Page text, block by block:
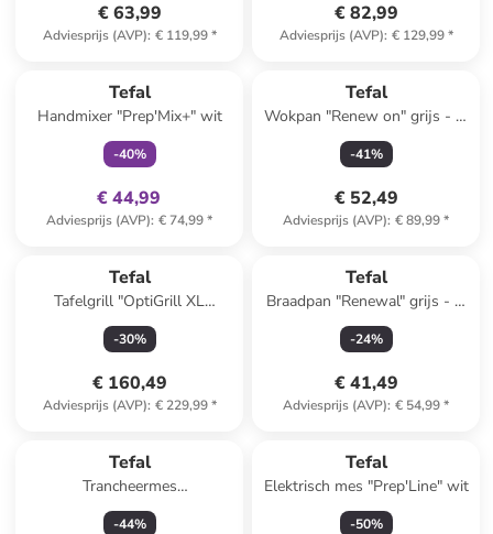
€ 63,99
Adviesprijs (AVP): € 119,99*
€ 82,99
Adviesprijs (AVP): € 129,99*
Tefal
Handmixer "Prep'Mix+" wit
-40%
€ 44,99
Adviesprijs (AVP): € 74,99*
Tefal
Wokpan "Renew on" grijs - Ø
28 cm
-41%
€ 52,49
Adviesprijs (AVP): € 89,99*
Tefal
Tafelgrill "OptiGrill XL
Upgrade - GC727810" zwart
-30%
€ 160,49
Adviesprijs (AVP): € 229,99*
Tefal
Braadpan "Renewal" grijs - Ø
28 cm
-24%
€ 41,49
Adviesprijs (AVP): € 54,99*
Tefal
Trancheermes
zilverkleurig/zwart - (L)20 cm
-44%
Tefal
Elektrisch mes "Prep'Line" wit
-50%